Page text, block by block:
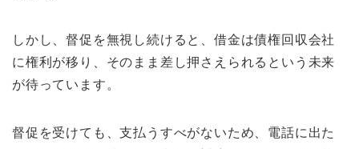
しかし、督促を無視し続けると、借金は債権回収会社
に権利が移り、そのまま差し押さえられるという未来
が待っています。
督促を受けても、支払うすべがないため、電話に出た